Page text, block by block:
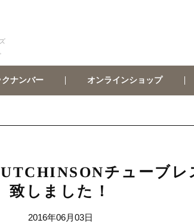
クナンバー オンラインショップ
チューブ
致しました！
2016年06月03日